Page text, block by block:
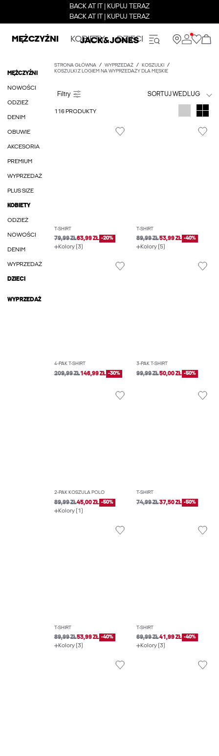
BACK AT IT | KUPUJ TERAZ
BACK AT IT | KUPUJ TERAZ
MĘŻCZYŹNI KOBIETY DZIECI
MĘŻCZYŹNI
NOWOŚCI
ODZIEŻ
DENIM
OBUWIE
AKCESORIA
PREMIUM
WYPRZEDAŻ
PLUS SIZE
KOBIETY
ODZIEŻ
NOWOŚCI
DENIM
WYPRZEDAŻ
DZIECI
WYPRZEDAŻ
STRONA GŁÓWNA WYPRZEDAŻ
KOSZULKI
KOSZULKI Z LOGIEM NA WYPRZEDAŻY DLA MĘSKIE
SORTUJ WEDLUG
116 PRODUKTY
T-SHIRT
79,99 ZŁ63,99 ZŁ -20%
Kolory (3)
T-SHIRT
89,99 ZŁ53,99 ZŁ -40%
Kolory (5)
4-PAK T-SHIRT
209,99 ZŁ146,99 ZŁ -30%
3-PAK T-SHIRT
99,99 ZŁ50,00 ZŁ -50%
2-PAK KOSZULA POLO
89,99 ZŁ45,00 ZŁ -50%
Kolory (1)
T-SHIRT
74,99 ZŁ37,50 ZŁ -50%
T-SHIRT
89,99 ZŁ53,99 ZŁ -40%
Kolory (3)
T-SHIRT
69,99 ZŁ41,99 ZŁ -40%
Kolory (3)